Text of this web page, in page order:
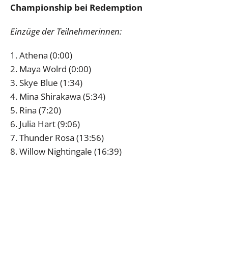
Championship bei Redemption
Einzüge der Teilnehmerinnen:
1. Athena (0:00)
2. Maya Wolrd (0:00)
3. Skye Blue (1:34)
4. Mina Shirakawa (5:34)
5. Rina (7:20)
6. Julia Hart (9:06)
7. Thunder Rosa (13:56)
8. Willow Nightingale (16:39)